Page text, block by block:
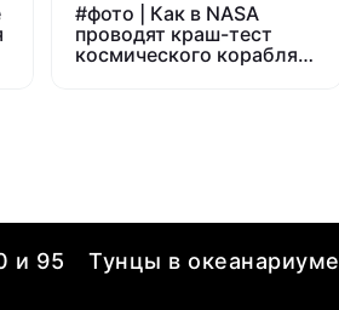
#фото | Как в NASA
проводят краш-тест
космического корабля
и 95 Тунцы в океанариуме